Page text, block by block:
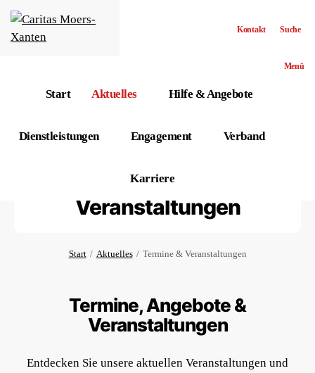
Menü
Start Aktuelles Hilfe & Angebote
Dienstleistungen Engagement Verband
Karriere
Kontakt Suche
Termine &
Veranstaltungen
Start Aktuelles Termine & Veranstaltungen
Termine, Angebote &
Veranstaltungen
Entdecken Sie unsere aktuellen Veranstaltungen und